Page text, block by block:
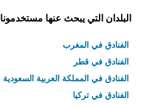
البلدان التي يبحث عنها مستخدمونا
الفنادق في المغرب
الفنادق في قطر
الفنادق في المملكة العربية السعودية
الفنادق في تركيا